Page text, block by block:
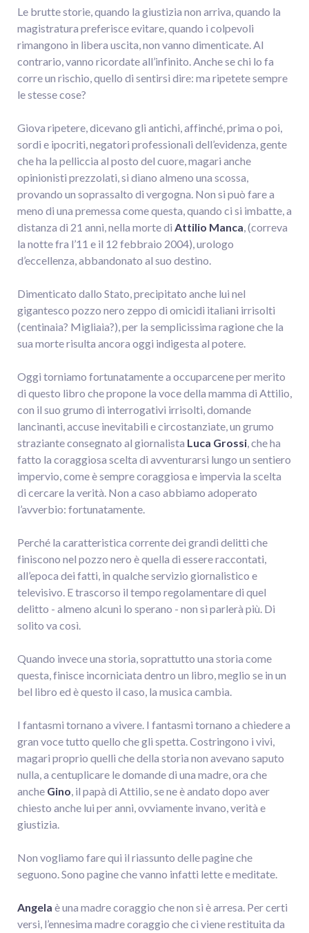
Le brutte storie, quando la giustizia non arriva, quando la
magistratura preferisce evitare, quando i colpevoli
rimangono in libera uscita, non vanno dimenticate. Al
contrario, vanno ricordate all’infinito. Anche se chi lo fa
corre un rischio, quello di sentirsi dire: ma ripetete sempre
le stesse cose?
Giova ripetere, dicevano gli antichi, affinché, prima o poi,
sordi e ipocriti, negatori professionali dell’evidenza, gente
che ha la pelliccia al posto del cuore, magari anche
opinionisti prezzolati, si diano almeno una scossa,
provando un soprassalto di vergogna. Non si può fare a
meno di una premessa come questa, quando ci si imbatte, a
distanza di 21 anni, nella morte di Attilio Manca, (correva
la notte fra l’11 e il 12 febbraio 2004), urologo
d’eccellenza, abbandonato al suo destino.
Dimenticato dallo Stato, precipitato anche lui nel
gigantesco pozzo nero zeppo di omicidi italiani irrisolti
(centinaia? Migliaia?), per la semplicissima ragione che la
sua morte risulta ancora oggi indigesta al potere.
Oggi torniamo fortunatamente a occuparcene per merito
di questo libro che propone la voce della mamma di Attilio,
con il suo grumo di interrogativi irrisolti, domande
lancinanti, accuse inevitabili e circostanziate, un grumo
straziante consegnato al giornalista Luca Grossi, che ha
fatto la coraggiosa scelta di avventurarsi lungo un sentiero
impervio, come è sempre coraggiosa e impervia la scelta
di cercare la verità. Non a caso abbiamo adoperato
l’avverbio: fortunatamente.
Perché la caratteristica corrente dei grandi delitti che
finiscono nel pozzo nero è quella di essere raccontati,
all’epoca dei fatti, in qualche servizio giornalistico e
televisivo. E trascorso il tempo regolamentare di quel
delitto - almeno alcuni lo sperano - non si parlerà più. Di
solito va così.
Quando invece una storia, soprattutto una storia come
questa, finisce incorniciata dentro un libro, meglio se in un
bel libro ed è questo il caso, la musica cambia.
I fantasmi tornano a vivere. I fantasmi tornano a chiedere a
gran voce tutto quello che gli spetta. Costringono i vivi,
magari proprio quelli che della storia non avevano saputo
nulla, a centuplicare le domande di una madre, ora che
anche Gino, il papà di Attilio, se ne è andato dopo aver
chiesto anche lui per anni, ovviamente invano, verità e
giustizia.
Non vogliamo fare qui il riassunto delle pagine che
seguono. Sono pagine che vanno infatti lette e meditate.
Angela è una madre coraggio che non si è arresa. Per certi
versi, l’ennesima madre coraggio che ci viene restituita da